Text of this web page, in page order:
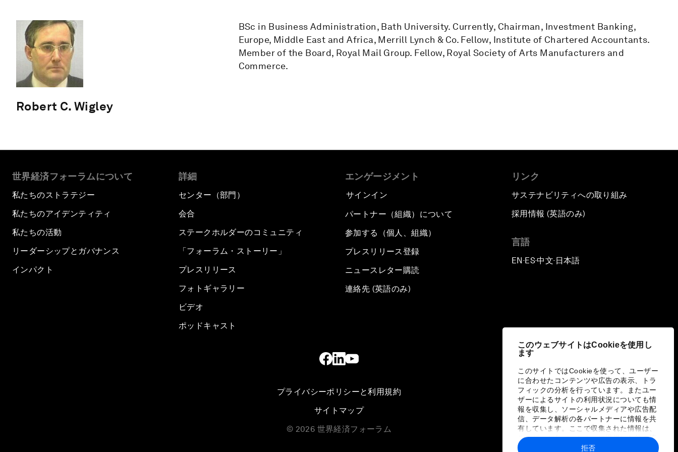
このウェブサイトはCookieを使用し
ます
このサイトではCookieを使って、ユーザー
に合わせたコンテンツや広告の表示、トラ
フィックの分析を行っています。またユー
ザーによるサイトの利用状況についても情
報を収集し、ソーシャルメディアや広告配
信、データ解析の各パートナーに情報を共
有しています。ここで収集された情報は、
ユーザーが各パートナーに提供した他の情
報や各パートナーのサービスを使用した際
拒否
Robert C. Wigley
BSc in Business Administration, Bath University. Currently, Chairman, Investment Banking,
Europe, Middle East and Africa, Merrill Lynch & Co. Fellow, Institute of Chartered Accountants.
Member of the Board, Royal Mail Group. Fellow, Royal Society of Arts Manufacturers and
Commerce.
世界経済フォーラムについて
私たちのストラテジー
私たちのアイデンティティ
私たちの活動
リーダーシップとガバナンス
インパクト
詳細
センター（部門）
会合
ステークホルダーのコミュニティ
「フォーラム・ストーリー」
プレスリリース
フォトギャラリー
ビデオ
ポッドキャスト
エンゲージメント
サインイン
パートナー（組織）について
参加する（個人、組織）
プレスリリース登録
ニュースレター購読
連絡先 (英語のみ)
リンク
サステナビリティへの取り組み
採用情報 (英語のみ)
言語
EN ▪ES▪中文▪ 日本語
プライバシーポリシーと利用規約
サイトマップ
© 2026 世界経済フォーラム